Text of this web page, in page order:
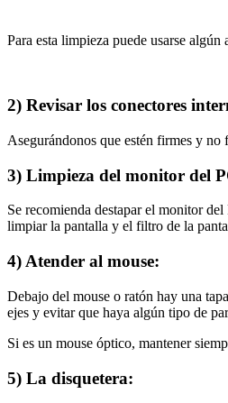
Para esta limpieza puede usarse
2) Revisar los conectores
Asegurándonos que estén firmes y no
3) Limpieza del monitor del
Se recomienda destapar el monitor
limpiar la pantalla y el filtro de la
4) Atender al mouse:
Debajo del mouse o ratón hay una
ejes y evitar que haya algún tipo de
Si es un mouse óptico, mantener
5) La disquetera: